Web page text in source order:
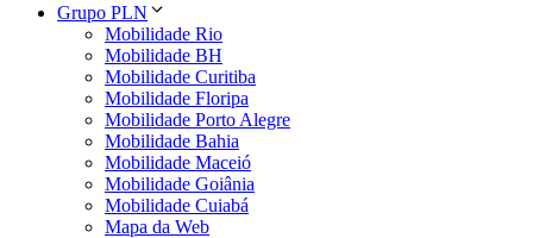
Grupo PLN
Mobilidade Rio
Mobilidade BH
Mobilidade Curitiba
Mobilidade Floripa
Mobilidade Porto Alegre
Mobilidade Bahia
Mobilidade Maceió
Mobilidade Goiânia
Mobilidade Cuiabá
Mapa da Web